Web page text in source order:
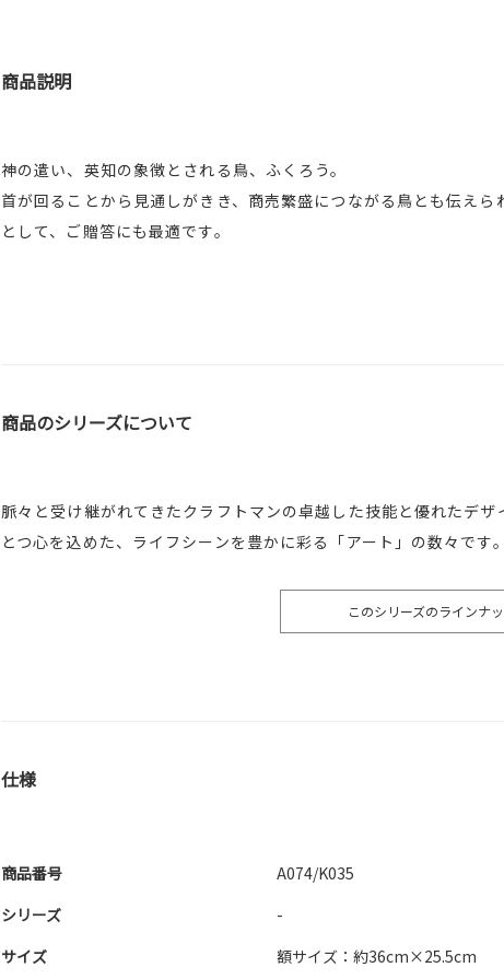
商品説明
神の遣い、英知の象徴とされる鳥、ふくろう。
首が回ることから見通しがきき、商売繁盛につながる鳥とも伝え
として、ご贈答にも最適です。
商品のシリーズについて
脈々と受け継がれてきたクラフトマンの卓越した技能と優れたデ
とつ心を込めた、ライフシーンを豊かに彩る「アート」の数々です。
このシリーズのラインナ
仕様
商品番号
A074/K035
シリーズ
-
サイズ
額サイズ：約36cm×25.5cm